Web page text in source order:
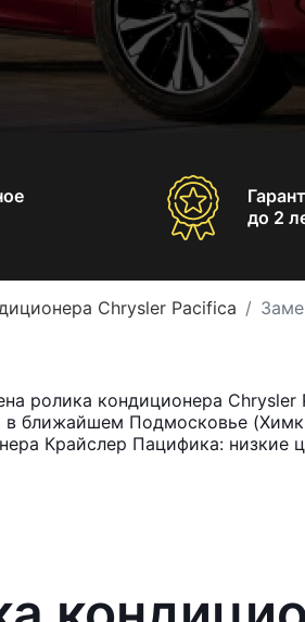
до 2
Chrysler Pacifica
ролика кондиционера
ближайшем Подмосковье
Крайслер Пацифика: низкие